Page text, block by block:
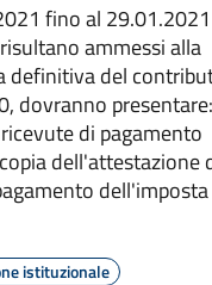
fino al 29.01.2021
ammessi alla
definitiva del
dovranno
di pagamento
dell'attestazione
dell'imposta
istituzionale